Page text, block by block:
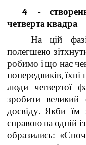
4 -
четверта квадра
На цій
полегшено
робимо і що нас
попередників, їхні
люди четвертої
зробити великий
досвіду. Якби їм
справою на одній
образились: